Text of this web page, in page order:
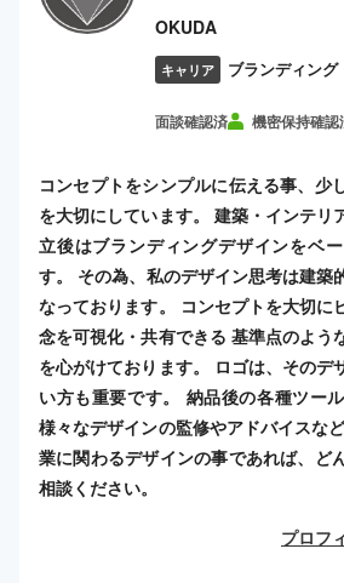
OKUDA
キャリア ブランディング
面談確認済 機密保持確認
コンセプトをシンプルに伝える事、少
を大切にしています。 建築・インテリ
立後はブランディングデザインをベ
す。 その為、私のデザイン思考は建築
なっております。 コンセプトを大切に
念を可視化・共有できる 基準点のよう
を心がけております。 ロゴは、そのデ
い方も重要です。 納品後の各種ツー
様々なデザインの監修やアドバイスな
業に関わるデザインの事であれば、ど
相談ください。
プロフ